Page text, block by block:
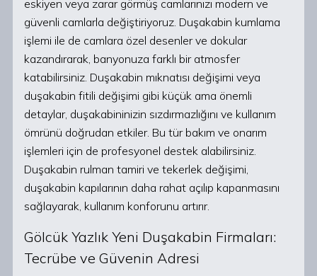
eskiyen veya zarar görmüş camlarınızı modern ve
güvenli camlarla değiştiriyoruz. Duşakabin kumlama
işlemi ile de camlara özel desenler ve dokular
kazandırarak, banyonuza farklı bir atmosfer
katabilirsiniz. Duşakabin mıknatısı değişimi veya
duşakabin fitili değişimi gibi küçük ama önemli
detaylar, duşakabininizin sızdırmazlığını ve kullanım
ömrünü doğrudan etkiler. Bu tür bakım ve onarım
işlemleri için de profesyonel destek alabilirsiniz.
Duşakabin rulman tamiri ve tekerlek değişimi,
duşakabin kapılarının daha rahat açılıp kapanmasını
sağlayarak, kullanım konforunu artırır.
Gölcük Yazlık Yeni Duşakabin Firmaları:
Tecrübe ve Güvenin Adresi